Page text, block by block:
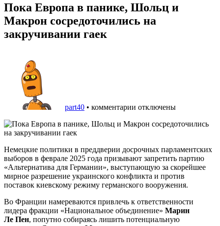
Пока Европа в панике, Шольц и
Макрон сосредоточились на
закручивании гаек
part40 • комментарии отключены
Немецкие политики в преддверии досрочных парламентских
выборов в феврале 2025 года призывают запретить партию
«Альтернатива для Германии», выступающую за скорейшее
мирное разрешение украинского конфликта и против
поставок киевскому режиму германского вооружения.
Во Франции намереваются привлечь к ответственности
лидера фракции «Национальное объединение» Марин
Ле Пен, попутно собираясь лишить потенциальную